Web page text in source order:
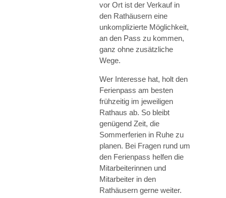
vor Ort ist der Verkauf in
den Rathäusern eine
unkomplizierte Möglichkeit,
an den Pass zu kommen,
ganz ohne zusätzliche
Wege.
Wer Interesse hat, holt den
Ferienpass am besten
frühzeitig im jeweiligen
Rathaus ab. So bleibt
genügend Zeit, die
Sommerferien in Ruhe zu
planen. Bei Fragen rund um
den Ferienpass helfen die
Mitarbeiterinnen und
Mitarbeiter in den
Rathäusern gerne weiter.